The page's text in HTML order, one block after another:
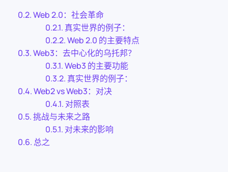
Web 2.0：社会革命
真实世界的例子：
Web 2.0 的主要特点
Web3：去中心化的乌托邦？
Web3 的主要功能
真实世界的例子：
Web2 vs Web3：对决
对照表
挑战与未来之路
对未来的影响
总之